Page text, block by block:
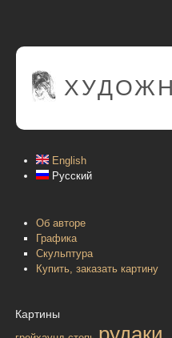
English
Русский
Об авторе
Графика
Скульптура
Купить, заказать картину
Картины